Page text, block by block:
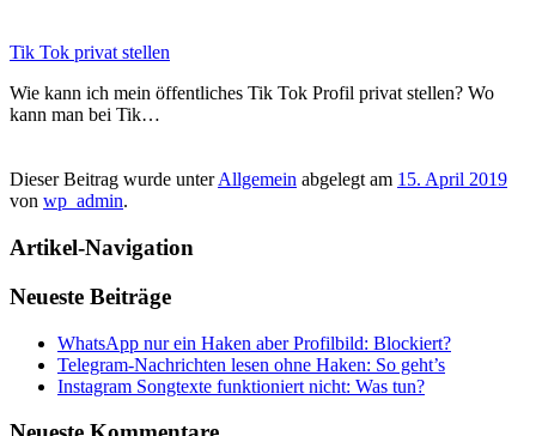
Tik Tok privat stellen
Wie kann ich mein öffentliches Tik Tok Profil privat stellen? Wo
kann man bei Tik…
Dieser Beitrag wurde unterAllgemein abgelegt am 15. April 2019
von wp_admin.
Artikel-Navigation
Neueste Beiträge
WhatsApp nur ein Haken aber Profilbild: Blockiert?
Telegram-Nachrichten lesen ohne Haken: So geht’s
Instagram Songtexte funktioniert nicht: Was tun?